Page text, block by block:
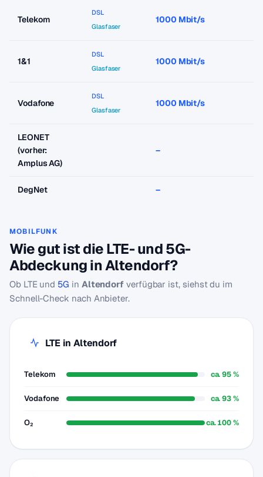
Telekom
DSL
Glasfaser
1000 Mbit/s
1&1
DSL
Glasfaser
1000 Mbit/s
Vodafone
DSL
Glasfaser
1000 Mbit/s
LEONET
(vorher:
Amplus AG)
–
DegNet –
MOBILFUNK
Wie gut ist die LTE- und 5G-
Abdeckung in Altendorf?
Ob LTE und 5G in Altendorf verfügbar ist, siehst du im
Schnell-Check nach Anbieter.
LTE in Altendorf
Telekom ca. 95 %
Vodafone ca. 93 %
O₂ ca. 100 %